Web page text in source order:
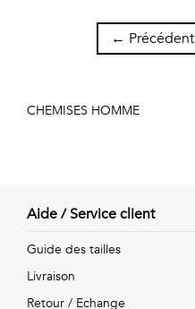
← Précédent
CHEMISES HOMME
Aide / Service client
Guide des tailles
Livraison
Retour / Echange